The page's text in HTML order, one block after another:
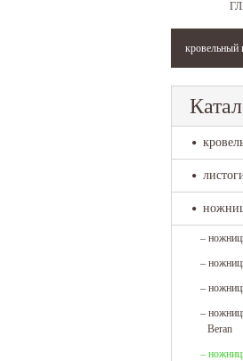
кровельный
–
–
–
–
Beran
–